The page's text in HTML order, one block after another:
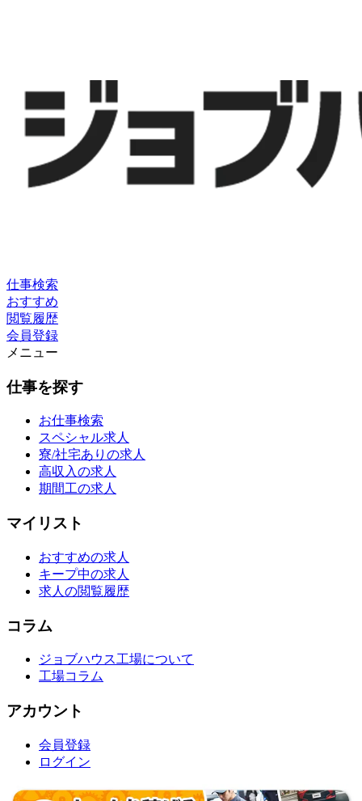
仕事検索
おすすめ
閲覧履歴
会員登録
メニュー
仕事を探す
お仕事検索
スペシャル求人
寮/社宅ありの求人
高収入の求人
期間工の求人
マイリスト
おすすめの求人
キープ中の求人
求人の閲覧履歴
コラム
ジョブハウス工場について
工場コラム
アカウント
会員登録
ログイン